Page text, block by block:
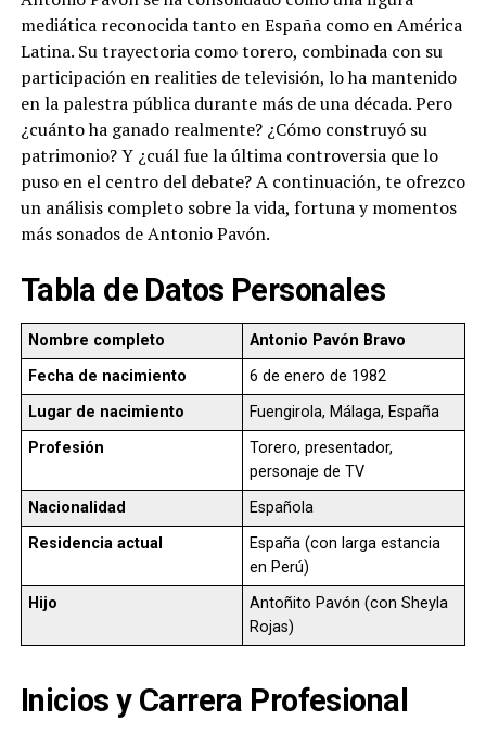
mediática reconocida tanto en España como en América
Latina. Su trayectoria como torero, combinada con su
participación en realities de televisión, lo ha mantenido
en la palestra pública durante más de una década. Pero
¿cuánto ha ganado realmente? ¿Cómo construyó su
patrimonio? Y ¿cuál fue la última controversia que lo
puso en el centro del debate? A continuación, te ofrezco
un análisis completo sobre la vida, fortuna y momentos
más sonados de Antonio Pavón.
Tabla de Datos Personales
Nombre completo
Antonio Pavón Bravo
Fecha de nacimiento
6 de enero de 1982
Lugar de nacimiento
Fuengirola, Málaga, España
Profesión
Torero, presentador,
personaje de TV
Nacionalidad
Española
Residencia actual
España (con larga estancia
en Perú)
Hijo
Antoñito Pavón (con Sheyla
Rojas)
Inicios y Carrera Profesional